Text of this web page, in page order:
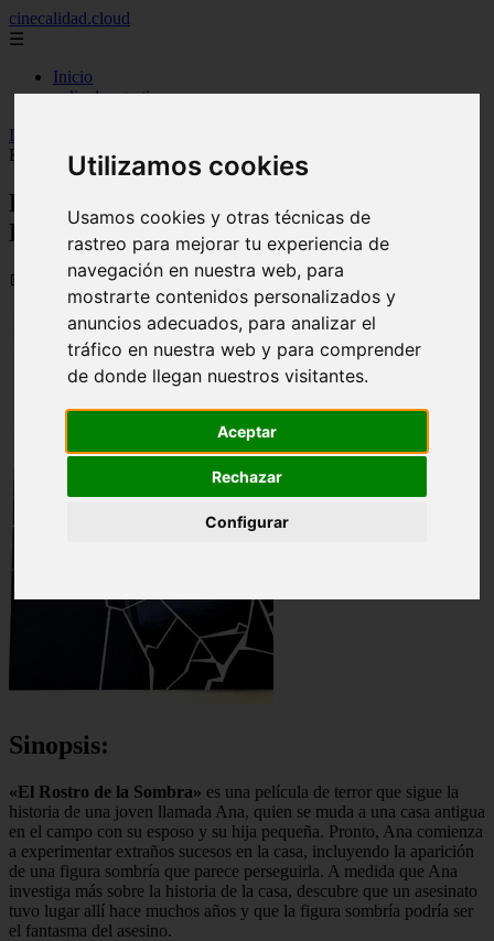
Utilizamos cookies
Usamos cookies y otras técnicas de
rastreo para mejorar tu experiencia de
navegación en nuestra web, para
mostrarte contenidos personalizados y
anuncios adecuados, para analizar el
tráfico en nuestra web y para comprender
de donde llegan nuestros visitantes.
Aceptar
Rechazar
Configurar
cinecalidad.cloud
☰
Inicio
peliculas-gratis
Inicio
Explicado
El Rostro de la Sombra ᐉ Final
Explicado
📅 13/02/2026
Sinopsis:
«El Rostro de la Sombra» es una película de terror que sigue la
historia de una joven llamada Ana, quien se muda a una casa antigua
en el campo con su esposo y su hija pequeña. Pronto, Ana comienza
a experimentar extraños sucesos en la casa, incluyendo la aparición
de una figura sombría que parece perseguirla. A medida que Ana
investiga más sobre la historia de la casa, descubre que un asesinato
tuvo lugar allí hace muchos años y que la figura sombría podría ser
el fantasma del asesino.